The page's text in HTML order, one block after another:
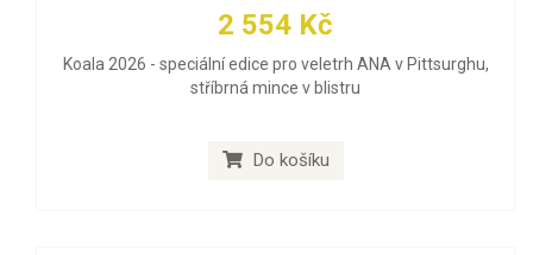
2 554 Kč
Koala 2026 - speciální edice pro veletrh ANA v Pittsurghu,
stříbrná mince v blistru
Do košíku